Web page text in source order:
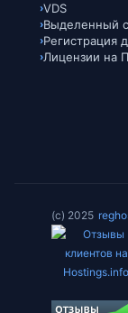
VDS
Выделенный
Регистрация
Лицензии на
(c) 2025